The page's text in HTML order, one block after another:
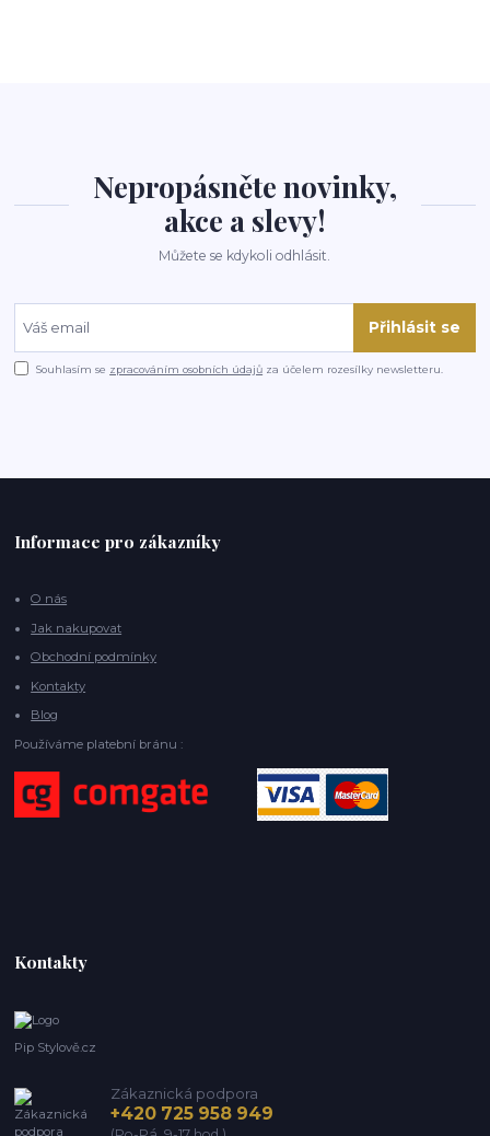
Nepropásněte novinky,
akce a slevy!
Můžete se kdykoli odhlásit.
Přihlásit se
Souhlasím se zpracováním osobních údajů za účelem rozesílky newsletteru.
Informace pro zákazníky
O nás
Jak nakupovat
Obchodní podmínky
Kontakty
Blog
Používáme platební bránu :
Kontakty
Pip Stylově.cz
Zákaznická podpora
+420 725 958 949